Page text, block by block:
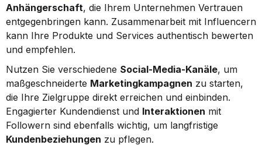
Anhängerschaft, die Ihrem Unternehmen Vertrauen
entgegenbringen kann. Zusammenarbeit mit Influencern
kann Ihre Produkte und Services authentisch bewerten
und empfehlen.
Nutzen Sie verschiedene Social-Media-Kanäle, um
maßgeschneiderte Marketingkampagnen zu starten,
die Ihre Zielgruppe direkt erreichen und einbinden.
Engagierter Kundendienst und Interaktionen mit
Kundenbeziehungen zu pflegen.